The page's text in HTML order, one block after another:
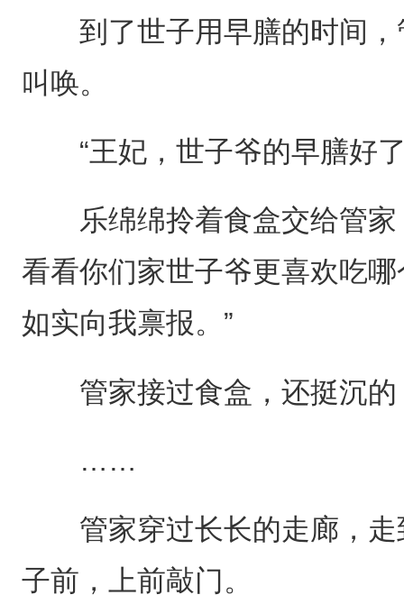
到了世子用早膳的时间，
叫唤。
“王妃，世子爷的早膳好了
乐绵绵拎着食盒交给管家
看看你们家世子爷更喜欢吃
如实向我禀报。”
管家接过食盒，还挺沉的
……
管家穿过长长的走廊，走
子前，上前敲门。